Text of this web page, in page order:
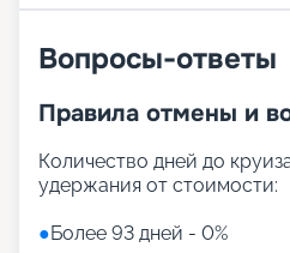
Вопросы-ответы
Правила отмены и
Количество дней до
удержания от стоимости:
●Более 93 дней - 0%